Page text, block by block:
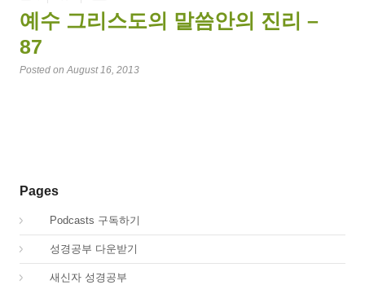
예수 그리스도의 말씀안의 진리 –
87
Posted on August 16, 2013
Pages
Podcasts 구독하기
성경공부 다운받기
새신자 성경공부